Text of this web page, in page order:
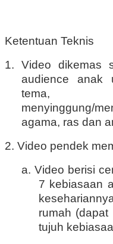
Ketentuan Teknis
1. Video dikemas
audience anak
tema,
menyinggung/
agama, ras dan
2. Video pendek
a. Video berisi
7 kebiasaan
rumah
tujuh